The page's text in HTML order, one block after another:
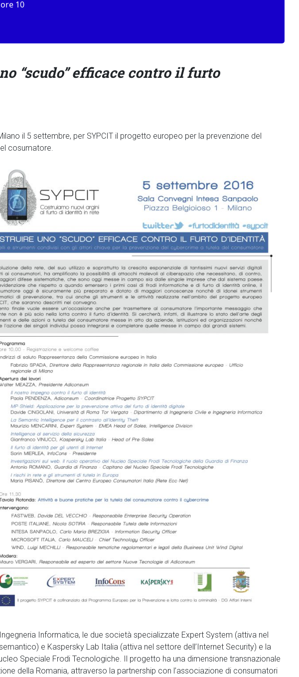
10
“scudo” efficace contro il furto
il 5 settembre, per SYPCIT il progetto europeo per la prevenzione del
cosumatore.
Informatica, le due società specializzate Expert System (attiva nel
e Kaspersky Lab Italia (attiva nel settore dell’Internet Security) e la
Speciale Frodi Tecnologiche. Il progetto ha una dimensione transnazionale
della Romania, attraverso la partnership con l’associazione di consumatori